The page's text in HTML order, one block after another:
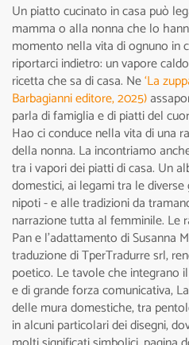
Un piatto cucinato in casa può
mamma o alla nonna che lo
momento nella vita di ognuno in
riportarci indietro: un vapore
ricetta che sa di casa. Ne‘La
Barbagianni editore, 2025)
parla di famiglia e di piatti del
Hao ci conduce nella vita di una
della nonna. La incontriamo
tra i vapori dei piatti di casa. Un
domestici, ai legami tra le
nipoti - e alle tradizioni da
narrazione tutta al femminile. Le
Pan e l’adattamento di Susanna
traduzione di TperTradurre srl,
poetico. Le tavole che
e di grande forza comunicativa,
delle mura domestiche, tra
in alcuni particolari dei disegni,